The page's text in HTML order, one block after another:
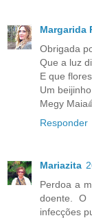
Margarida
Obrigada
Que a luz
E que
Um
Megy
Responder
Mariazita
Perdoa a
doente. O
infecções